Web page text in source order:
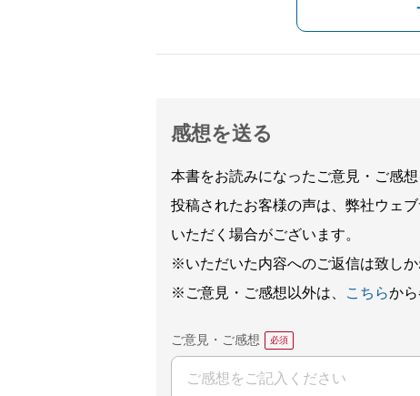
感想を送る
本書をお読みになったご意見・ご感想
投稿されたお客様の声は、弊社ウェ
いただく場合がございます。
※いただいた内容へのご返信は致しか
※ご意見・ご感想以外は、
こちらから
ご意見・ご感想